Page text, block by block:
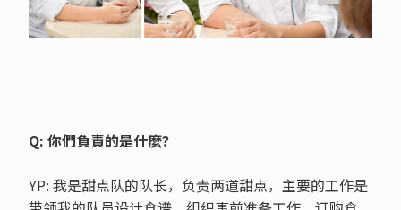
Q: 你們負責的是什麼？
YP: 我是甜点队的队长，负责两道甜点，主要的工作是